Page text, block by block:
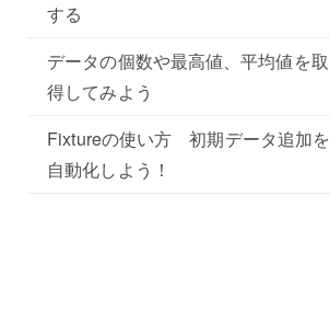
する
データの個数や最高値、平均値を取
得してみよう
Fixtureの使い方 初期データ追加を
自動化しよう！